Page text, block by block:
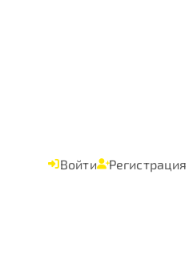
Войти Регистрация